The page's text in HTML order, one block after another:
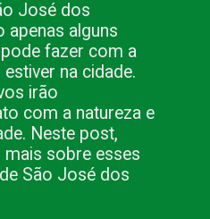
José dos
apenas alguns
fazer com a
na cidade.
irão
com a natureza e
Neste post,
sobre esses
São José dos